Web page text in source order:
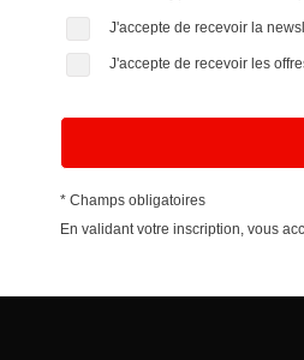
J'accepte de recevoir la
J'accepte de recevoir les
* Champs obligatoires
En validant votre inscription, vous